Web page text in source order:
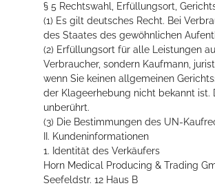
§ 5 Rechtswahl, Erfüllungsort,
(1) Es gilt deutsches Recht. Bei
des Staates des gewöhnlichen
(2) Erfüllungsort für alle Leistungen
Verbraucher, sondern Kaufmann,
wenn Sie keinen allgemeinen
der Klageerhebung nicht bekannt ist.
unberührt.
(3) Die Bestimmungen des UN-
II. Kundeninformationen
1. Identität des Verkäufers
Horn Medical Producing & Trading
Seefeldstr. 12 Haus B